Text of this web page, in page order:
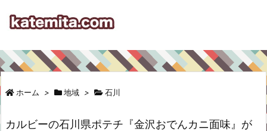
ホーム > 地域 > 石川
カルビーの石川県ポテチ『金沢おでんカニ面味』が